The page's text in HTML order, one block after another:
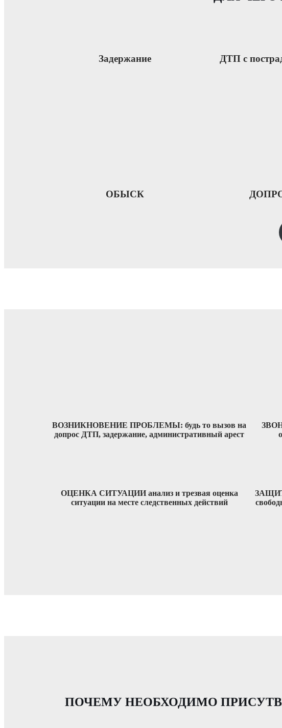
Задержание ДТП с
ОБЫСК
ВОЗНИКНОВЕНИЕ ПРОБЛЕМЫ: будь то вызов на
допрос ДТП, задержание, административный арест
ОЦЕНКА СИТУАЦИИ анализ и трезвая оценка
ситуации на месте следственных действий
ПОЧЕМУ НЕОБХОДИМО